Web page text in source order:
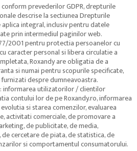
prevederilor GDPR, drepturile
descrise la sectiunea Drepturile
integral, inclusiv pentru datele
prin intermediul paginilor web.
2001 pentru protectia persoanelor cu
caracter personal si libera circulatie a
Roxandy are obligatia de a
si numai pentru scopurile specificate,
despre dumneavoastra.
informarea utilizatorilor / clientilor
contului lor de pe Roxandy.ro, informarea
si starea comenzilor, evaluarea
activitati comerciale, de promovare a
de publicitate, de media,
cercetare de piata, de statistica, de
si comportamentul consumatorului.